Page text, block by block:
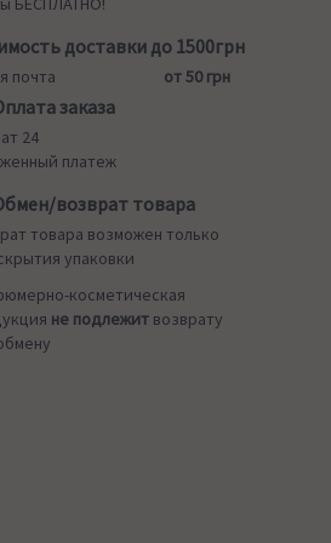
доставки до 1500грн
почта от 50 грн
заказа
24
платеж
возврат товара
товара возможен только
упаковки
косметическая
не подлежит возврату